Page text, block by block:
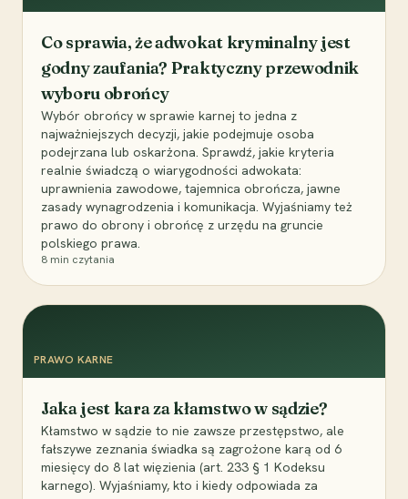
Co sprawia, że adwokat kryminalny jest
godny zaufania? Praktyczny przewodnik
wyboru obrońcy
Wybór obrońcy w sprawie karnej to jedna z
najważniejszych decyzji, jakie podejmuje osoba
podejrzana lub oskarżona. Sprawdź, jakie kryteria
realnie świadczą o wiarygodności adwokata:
uprawnienia zawodowe, tajemnica obrończa, jawne
zasady wynagrodzenia i komunikacja. Wyjaśniamy też
prawo do obrony i obrońcę z urzędu na gruncie
polskiego prawa.
8 min czytania
PRAWO KARNE
Jaka jest kara za kłamstwo w sądzie?
Kłamstwo w sądzie to nie zawsze przestępstwo, ale
fałszywe zeznania świadka są zagrożone karą od 6
miesięcy do 8 lat więzienia (art. 233 § 1 Kodeksu
karnego). Wyjaśniamy, kto i kiedy odpowiada za